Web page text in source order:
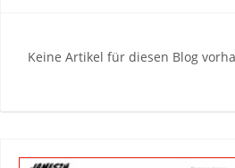
Keine Artikel für diesen Blog